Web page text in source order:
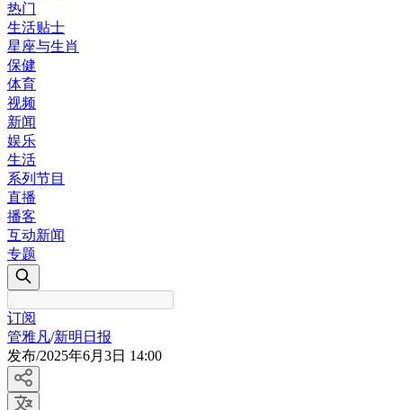
热门
生活贴士
星座与生肖
保健
体育
视频
新闻
娱乐
生活
系列节目
直播
播客
互动新闻
专题
订阅
管雅凡/新明日报
发布/2025年6月3日 14:00